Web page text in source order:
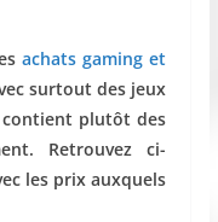
achats gaming et
surtout des jeux
contient plutôt des
Retrouvez ci-
les prix auxquels